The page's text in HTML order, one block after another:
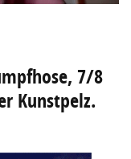
7/8
Kunstpelz.